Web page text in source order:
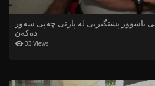
باشوور پشتگیریی لە پارتی چەپی سەوز
دەکەن
33 Views